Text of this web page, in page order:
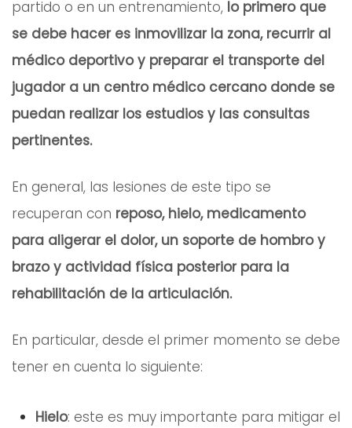
partido o en un entrenamiento, lo primero que
se debe hacer es inmovilizar la zona, recurrir al
médico deportivo y preparar el transporte del
jugador a un centro médico cercano donde se
puedan realizar los estudios y las consultas
pertinentes.
En general, las lesiones de este tipo se
recuperan con reposo, hielo, medicamento
para aligerar el dolor, un soporte de hombro y
brazo y actividad física posterior para la
rehabilitación de la articulación.
En particular, desde el primer momento se debe
tener en cuenta lo siguiente:
Hielo: este es muy importante para mitigar el